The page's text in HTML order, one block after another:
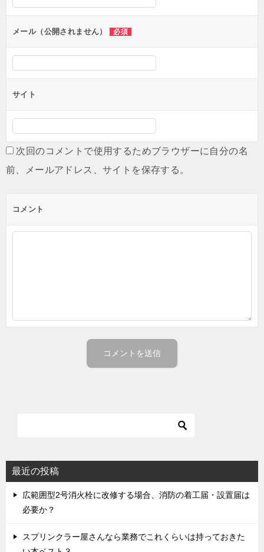
ンメール（公開されません） 必須
サイト
次回のコメントで使用するためブラウザーに自分の名
前、メールアドレス、サイトを保存する。
コメント
最近の投稿
広範囲型2号消火栓に改修する場合、消防の着工届・設置届は
必要か？
スプリンクラー屋さんなら業務でこれくらいは持っておきた